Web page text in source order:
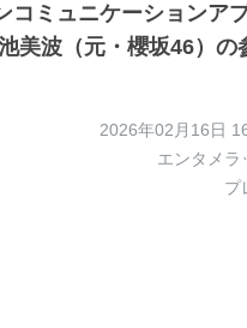
コミュニケーションア
美波（元・櫻坂46）の
2026年02月16日
エンタメラ
プ